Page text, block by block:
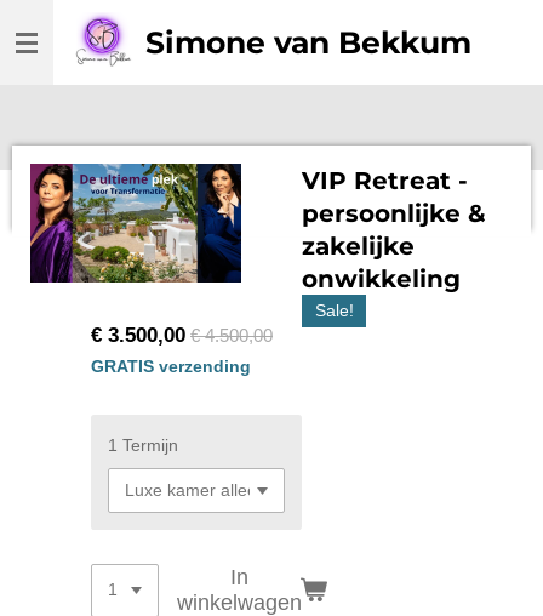
direct
Simone van Bekkum
VIP Retreat -
persoonlijke &
zakelijke
onwikkeling
Sale!
€ 3.500,00 € 4.500,00
GRATIS verzending
1 Termijn
In
winkelwagen